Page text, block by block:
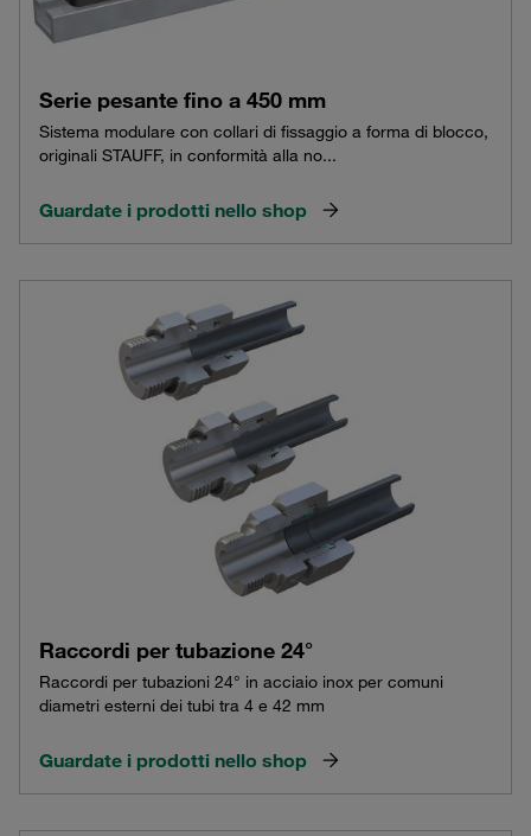
Serie pesante fino a 450 mm
Sistema modulare con collari di fissaggio a forma di blocco,
originali STAUFF, in conformità alla no...
Guardate i prodotti nello shop
Raccordi per tubazione 24°
Raccordi per tubazioni 24° in acciaio inox per comuni
diametri esterni dei tubi tra 4 e 42 mm
Guardate i prodotti nello shop